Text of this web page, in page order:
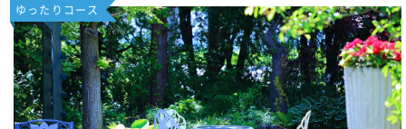
ゆったりコース